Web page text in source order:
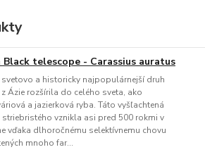
telescope - Carassius auratus
a historicky najpopulárnejší druh
Ázie rozšírila do celého sveta, ako
a jazierková ryba. Táto vyšľachtená
vznikla asi pred 500 rokmi v
vďaka dlhoročnému selektívnemu chovu
mnoho far...